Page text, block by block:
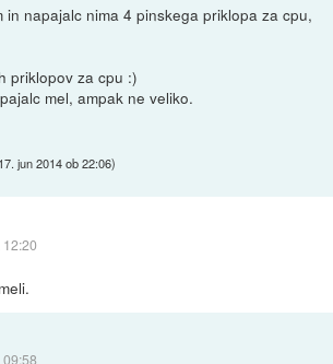
in napajalc nima 4 pinskega priklopa za cpu,
priklopov za cpu :)
mel, ampak ne veliko.
17. jun 2014 ob 22:06)